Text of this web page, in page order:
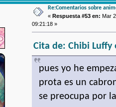
Re:Comentarios sobre
« Respuesta #53 en: Mar
09:21:18 »
Cita de: Chibi Luffy
pues yo he
prota es un
se preocupa por